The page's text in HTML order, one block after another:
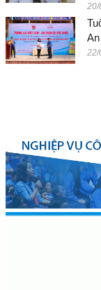
20/
22/